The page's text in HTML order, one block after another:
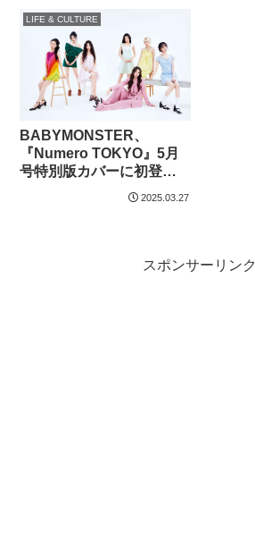
LIFE & CULTURE
BABYMONSTER、
『Numero TOKYO』5月
号特別版カバーに初登
場！14ページにわたる中
2025.03.27
スポンサーリンク